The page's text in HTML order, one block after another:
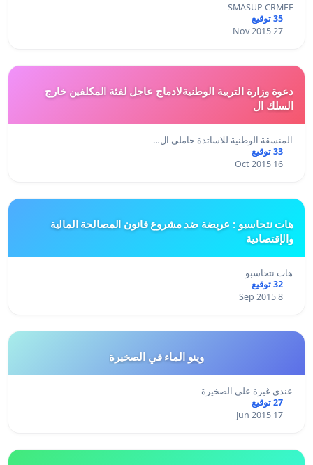
SMASUP CRMEF
35 توقيع
27 Nov 2015
دعوة وزارة التربية الوطنيةلادماج عاجل لفئة المكلفين خارج
السلك ال
المنسقة الوطنية للاساتذة حاملي ال…
33 توقيع
16 Oct 2015
هات نتحاسبو : عريضة ضد مشروع قانون المصالحة المالية
والإقتصادية
هات نتحاسبو
32 توقيع
8 Sep 2015
وينو الماء في الصخيرة
عندي غيرة على الصخيرة
27 توقيع
17 Jun 2015